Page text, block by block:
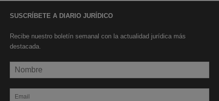
SUSCRÍBETE A DIARIO JURÍDICO
Recibe nuestro boletín semanal con la actualidad jurídica más
destacada.